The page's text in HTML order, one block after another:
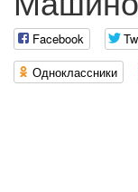
Facebook
Одноклассники